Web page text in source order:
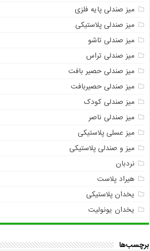
میز صندلی پایه فلزی
میز صندلی پلاستیکی
میز صندلی تاشو
میز صندلی تراس
میز صندلی حصیر بافت
میز صندلی حصیربافت
میز صندلی کودک
میز صندلی ناصر
میز عسلی پلاستیکی
میز و صندلی پلاستیکی
نردبان
هیراد پلاست
یخدان پلاستیکی
یخدان یونولیت
برچسب‌ها